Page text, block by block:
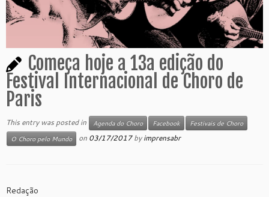
Começa hoje a 13a edição do
Festival Internacional de Choro de
Paris
This entry was posted in Agenda do Choro Facebook
Festivais de Choro
O Choro pelo Mundo
on 03/17/2017 byimprensabr
Redação